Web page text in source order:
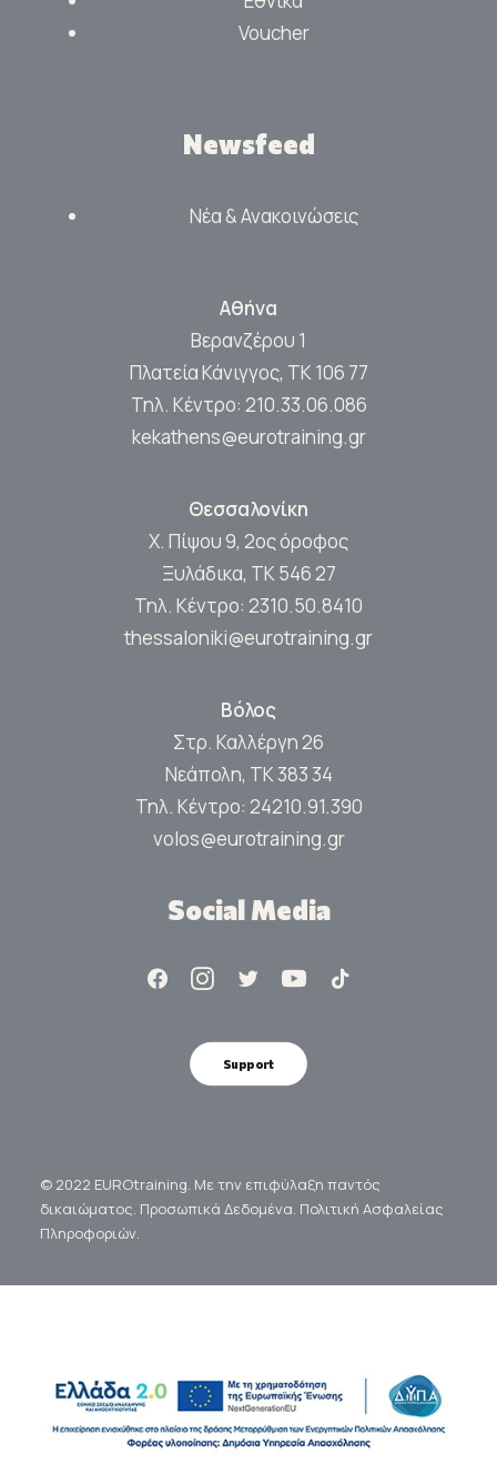
Voucher
Newsfeed
Νέα & Ανακοινώσεις
Αθήνα
Βερανζέρου 1
Πλατεία Κάνιγγος, ΤΚ 106 77
Τηλ. Κέντρο: 210.33.06.086
kekathens@eurotraining.gr
Θεσσαλονίκη
Χ. Πίψου 9, 2ος όροφος
Ξυλάδικα, ΤΚ 546 27
Τηλ. Κέντρο: 2310.50.8410
thessaloniki@eurotraining.gr
Βόλος
Στρ. Καλλέργη 26
Νεάπολη, ΤΚ 383 34
Τηλ. Κέντρο: 24210.91.390
volos@eurotraining.gr
Social Media
Support
© 2022 EUROtraining. Με την επιφύλαξη παντός
δικαιώματος. Προσωπικά Δεδομένα. Πολιτική Ασφαλείας
Πληροφοριών.